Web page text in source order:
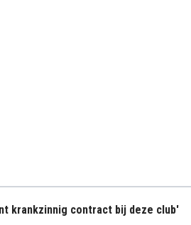
krankzinnig contract bij deze club'